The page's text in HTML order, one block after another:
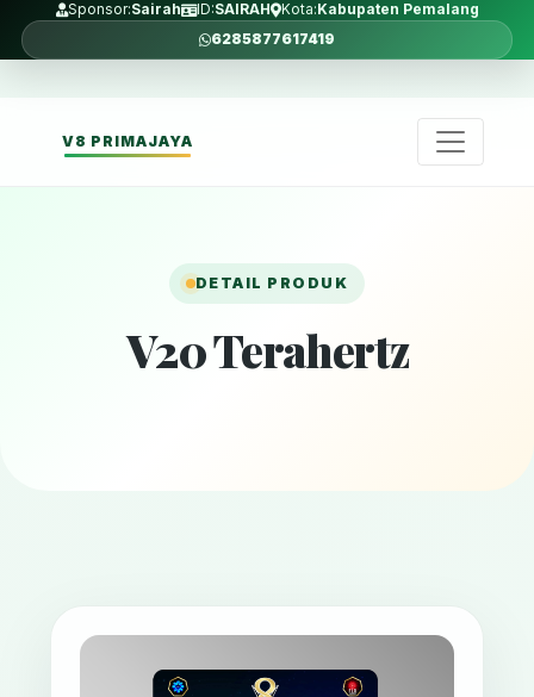
Sponsor:Sairah ID:SAIRAH Kota: Kabupaten Pemalang
6285877617419
V8 PRIMAJAYA
DETAIL PRODUK
V20 Terahertz